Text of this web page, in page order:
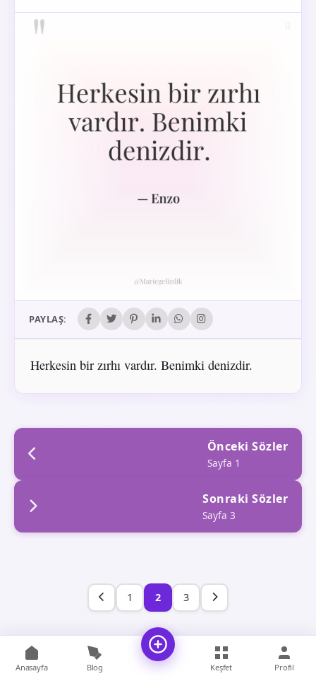
PAYLAŞ:
Herkesin bir zırhı vardır. Benimki denizdir.
Önceki Sözler
Sayfa 1
Sonraki Sözler
Sayfa 3
1 2 3
Anasayfa Blog Keşfet Profil